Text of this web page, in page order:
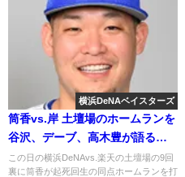
横浜DeNAベイスターズ
筒香vs.岸 土壇場のホームランを
谷沢、デーブ、高木豊が語る
2018年5月31日
この日の横浜DeNAvs.楽天の土壇場の9回
裏に筒香が起死回生の同点ホームランを打